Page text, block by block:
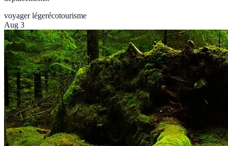
voyager légerécotourisme
Aug 3